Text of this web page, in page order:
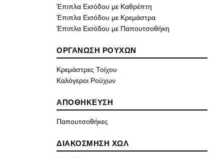
Έπιπλα Εισόδου με Καθρέπτη
Έπιπλα Εισόδου με Κρεμάστρα
Έπιπλα Εισόδου με Παπουτσοθήκη
ΟΡΓΑΝΩΣΗ ΡΟΥΧΩΝ
Κρεμάστρες Τοίχου
Καλόγεροι Ρούχων
ΑΠΟΘΗΚΕΥΣΗ
Παπουτσοθήκες
ΔΙΑΚΟΣΜΗΣΗ ΧΩΛ